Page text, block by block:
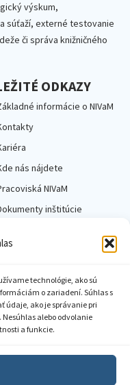
technológie, ako sú
o zariadení. Súhlas s
ako je správanie pri
alebo odvolanie
a funkcie.
výskum,
súťaží, externé testovanie
či správa knižničného
ODKAZY
informácie o NIVaM
nás nájdete
NIVaM
inštitúcie